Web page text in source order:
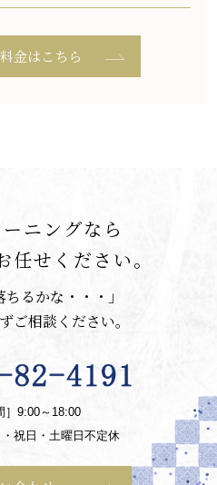
金はこちら
ニングなら
せください。
ちるかな・・・」
ご相談ください。
］9:00～18:00
・祝日・土曜日不定休